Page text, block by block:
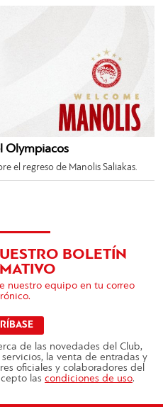
Olympiacos
el regreso de Manolis Saliakas.
BOLETÍN
nuestro equipo en tu correo
de las novedades del Club,
la venta de entradas y
oficiales y colaboradores del
las condiciones de uso.